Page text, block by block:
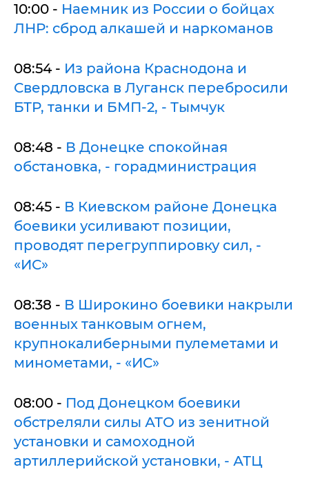
10:00 - Наемник из России о бойцах
ЛНР: сброд алкашей и наркоманов
08:54 - Из района Краснодона и
Свердловска в Луганск перебросили
БТР, танки и БМП-2, - Тымчук
08:48 - В Донецке спокойная
обстановка, - горадминистрация
08:45 - В Киевском районе Донецка
боевики усиливают позиции,
проводят перегруппировку сил, -
«ИС»
08:38 - В Широкино боевики накрыли
военных танковым огнем,
крупнокалиберными пулеметами и
минометами, - «ИС»
08:00 - Под Донецком боевики
обстреляли силы АТО из зенитной
установки и самоходной
артиллерийской установки, - АТЦ